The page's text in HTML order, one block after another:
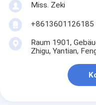
Miss. Zeki
+8613601126185
Raum 1901,
Zhigu, Yantian,